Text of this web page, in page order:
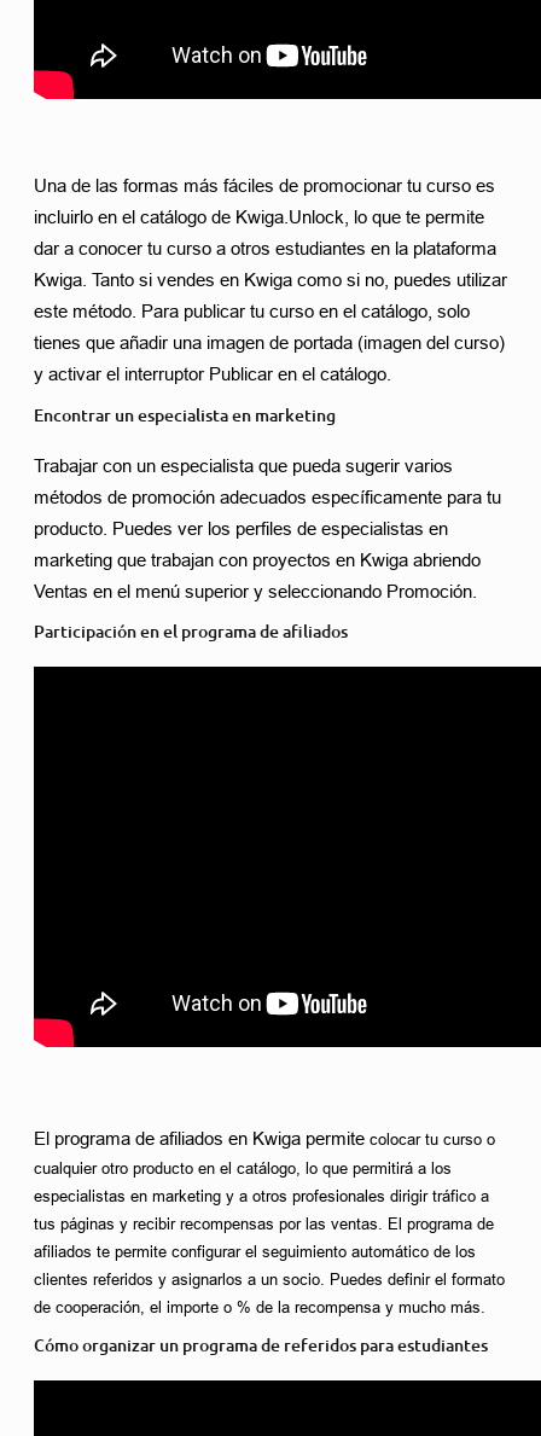
Una de las formas más fáciles de promocionar tu curso es
incluirlo en el catálogo de Kwiga.Unlock, lo que te permite
dar a conocer tu curso a otros estudiantes en la plataforma
Kwiga. Tanto si vendes en Kwiga como si no, puedes utilizar
este método. Para publicar tu curso en el catálogo, solo
tienes que añadir una imagen de portada (imagen del curso)
y activar el interruptor Publicar en el catálogo.
Encontrar un especialista en marketing
Trabajar con un especialista que pueda sugerir varios
métodos de promoción adecuados específicamente para tu
producto. Puedes ver los perfiles de especialistas en
marketing que trabajan con proyectos en Kwiga abriendo
Ventas en el menú superior y seleccionando Promoción.
Participación en el programa de afiliados
El programa de afiliados en Kwiga permite colocar tu curso o
cualquier otro producto en el catálogo, lo que permitirá a los
especialistas en marketing y a otros profesionales dirigir tráfico a
tus páginas y recibir recompensas por las ventas. El programa de
afiliados te permite configurar el seguimiento automático de los
clientes referidos y asignarlos a un socio. Puedes definir el formato
de cooperación, el importe o % de la recompensa y mucho más.
Cómo organizar un programa de referidos para estudiantes